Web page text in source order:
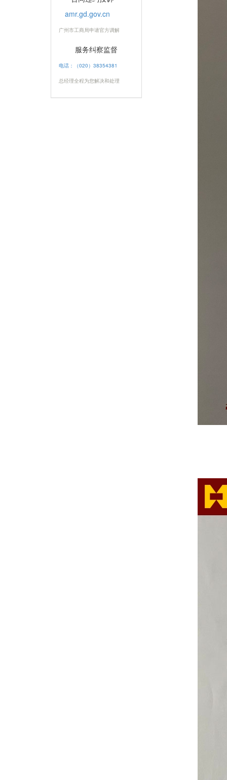
amr.gd.gov.cn
广州市工商局申请官方调解
服务纠察监督
电话：（020）38354381
总经理全程为您解决和处理